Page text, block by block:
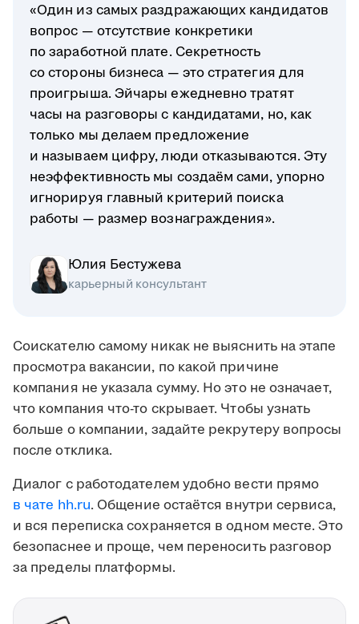
«Один из самых раздражающих кандидатов
вопрос — отсутствие конкретики
по заработной плате. Секретность
со стороны бизнеса — это стратегия для
проигрыша. Эйчары ежедневно тратят
часы на разговоры с кандидатами, но, как
только мы делаем предложение
и называем цифру, люди отказываются. Эту
неэффективность мы создаём сами, упорно
игнорируя главный критерий поиска
работы — размер вознаграждения».
Юлия Бестужева
карьерный консультант
Соискателю самому никак не выяснить на этапе
просмотра вакансии, по какой причине
компания не указала сумму. Но это не означает,
что компания что-то скрывает. Чтобы узнать
больше о компании, задайте рекрутеру вопросы
после отклика.
Диалог с работодателем удобно вести прямо
в чате hh.ru. Общение остаётся внутри сервиса,
и вся переписка сохраняется в одном месте. Это
безопаснее и проще, чем переносить разговор
за пределы платформы.